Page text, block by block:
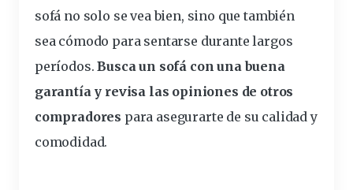
sofá no solo se vea bien, sino que también
sea cómodo para sentarse durante largos
períodos.Busca un sofá con una buena
garantía y revisa las opiniones de otros
compradores para asegurarte de su calidad y
comodidad.